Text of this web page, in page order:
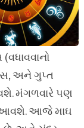
અને ગુપ્ત
મંગળવારે પણ
આવશે. આજે માઘ